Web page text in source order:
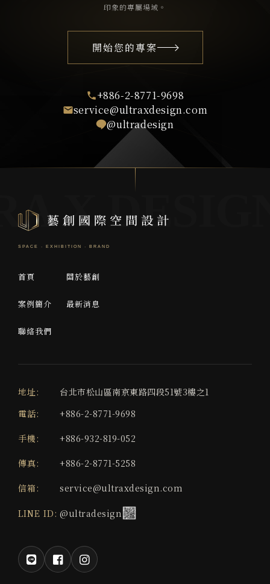
印象的專屬場域。
開始您的專案
+886-2-8771-9698
service@ultraxdesign.com
@ultradesign
首頁 關於藝創
案例簡介 最新消息
聯絡我們
地址:
台北市松山區南京東路四段51號3樓之1
電話:
+886-2-8771-9698
手機: +886-932-819-052
傳真: +886-2-8771-5258
信箱: service@ultraxdesign.com
LINE ID: @ultradesign